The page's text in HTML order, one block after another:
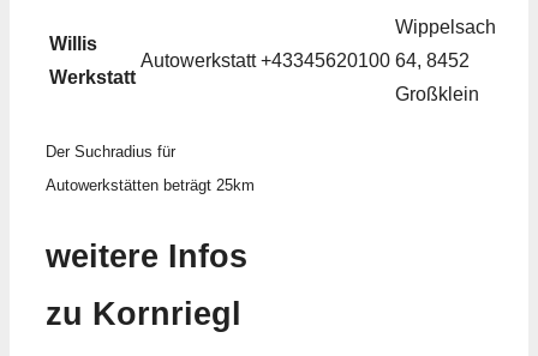
Willis
Werkstatt
Autowerkstatt +43345620100
Wippelsach
64, 8452
Großklein
Der Suchradius für
Autowerkstätten beträgt 25km
weitere Infos
zu Kornriegl